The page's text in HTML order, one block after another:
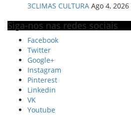
3CLIMAS CULTURA Ago 4, 2026
Siga-nos nas redes sociais
Facebook
Twitter
Google+
Instagram
Pinterest
Linkedin
VK
Youtube